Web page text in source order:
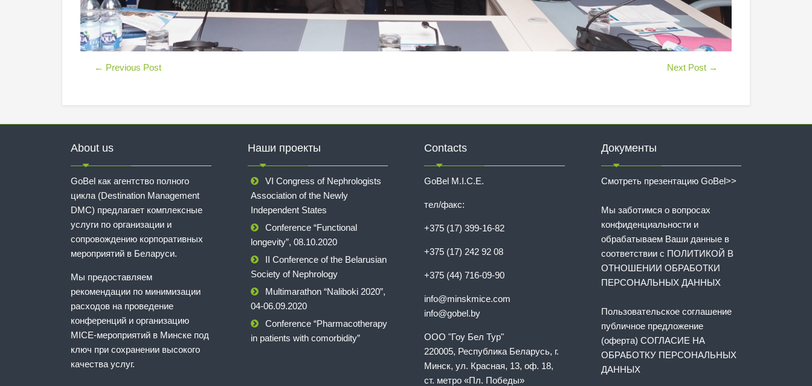
← Previous Post Next Post →
About us
GoBel как агентство полного
цикла (Destination Management
DMC) предлагает комплексные
услуги по организации и
сопровождению корпоративных
мероприятий в Беларуси.
Мы предоставляем
рекомендации по минимизации
расходов на проведение
конференций и организацию
MICE-мероприятий в Минске под
ключ при сохранении высокого
качества услуг.
Наши проекты
VI Congress of Nephrologists
Association of the Newly
Independent States
Conference “Functional
longevity”, 08.10.2020
II Conference of the Belarusian
Society of Nephrology
Multimarathon “Naliboki 2020”,
04-06.09.2020
Conference “Pharmacotherapy
in patients with comorbidity”
Contacts
GoBel M.I.C.E.
тел/факс:
+375 (17) 399-16-82
+375 (17) 242 92 08
+375 (44) 716-09-90
info@minskmice.com
info@gobel.by
ООО "Гоу Бел Тур"
220005, Республика Беларусь, г.
Минск, ул. Красная, 13, оф. 18,
ст. метро «Пл. Победы»
Документы
Смотреть презентацию GoBel>>
Мы заботимся о вопросах
конфиденциальности и
обрабатываем Ваши данные в
соответствии с ПОЛИТИКОЙ В
ОТНОШЕНИИ ОБРАБОТКИ
ПЕРСОНАЛЬНЫХ ДАННЫХ
Пользовательское соглашение
публичное предложение
(оферта) СОГЛАСИЕ НА
ОБРАБОТКУ ПЕРСОНАЛЬНЫХ
ДАННЫХ